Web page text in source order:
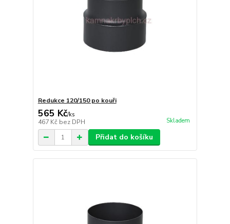
Redukce 120/150 po kouři
565 Kč/ks
467 Kč bez DPH Skladem
Přidat do košíku